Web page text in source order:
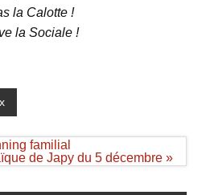
la Calotte !
la Sociale !
familial
de Japy du 5 décembre »